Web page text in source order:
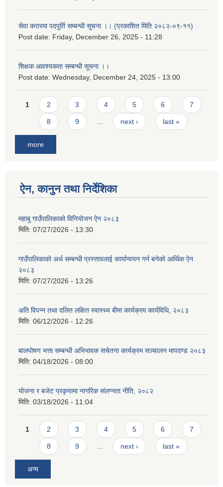
सेवा करारमा पदपूर्ति सम्बन्धी सूचना ।। (प्रकाशित मिति २०८२-०९-११)
Post date: Friday, December 26, 2025 - 11:28
शिक्षक आवश्यकता सम्बन्धी सूचना ।।
Post date: Wednesday, December 24, 2025 - 13:00
Pages
1 2 3 4 5 6 7
8 9 next › last »
more
ऐन, कानुन तथा निर्देशिका
महाबु गाउँपालिकाको विनियोजन ऐन २०८३
मिति: 07/27/2026 - 13:30
गाउँपालिकाको अर्थ सम्बन्धी प्रस्तावलाई कार्यान्वयन गर्न बनेको आर्थिक ऐन
२०८३
मिति: 07/27/2026 - 13:26
अति विपन्न तथा दलित लक्षित स्वास्थ्य बीमा कार्यक्रम कार्यविधि, २०८३
मिति: 06/12/2026 - 12:26
बालपोषण भत्ता सम्बन्धी अभिभावक सचेतना कार्यक्रम सञ्चालन मापदण्ड २०८३
मिति: 04/18/2026 - 08:00
योजना र बजेट प्रकृयामा नागरिक संलग्नता नीति, २०८२
मिति: 03/18/2026 - 11:04
Pages
1 2 3 4 5 6 7
8 9 next › last »
अन्य